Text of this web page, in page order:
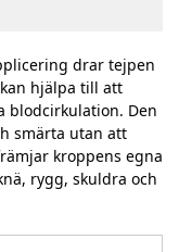
drar tejpen
hjälpa till att
blodcirkulation. Den
smärta utan att
kroppens egna
rygg, skuldra och